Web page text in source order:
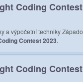
Coding Contest
a výpočetní techniky
Contest 2023.
Coding Contest